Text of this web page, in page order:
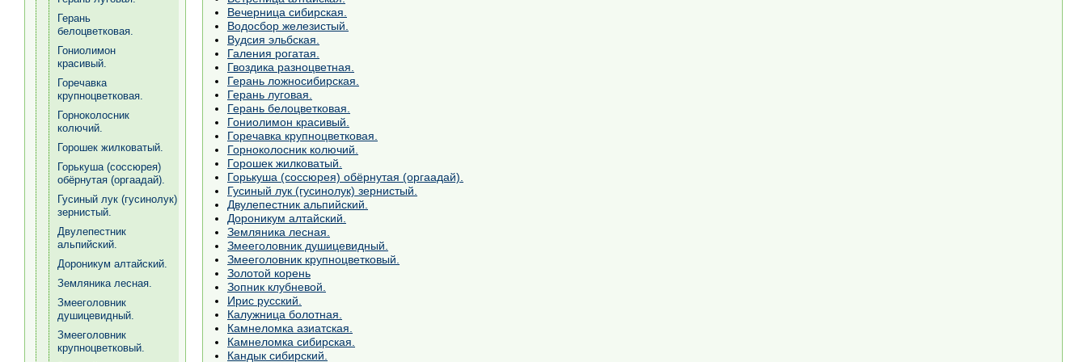
Вечерница сибирская.
Водосбор железистый.
Вудсия эльбская.
Галения рогатая.
Гвоздика разноцветная.
Герань ложносибирская.
Герань луговая.
Герань белоцветковая.
Гониолимон красивый.
Горечавка крупноцветковая.
Горноколосник колючий.
Горошек жилковатый.
Горькуша (соссюрея) обёрнутая (оргаадай).
Гусиный лук (гусинолук) зернистый.
Двулепестник альпийский.
Дороникум алтайский.
Земляника лесная.
Змееголовник душицевидный.
Змееголовник крупноцветковый.
Золотой корень
Зопник клубневой.
Ирис русский.
Калужница болотная.
Камнеломка азиатская.
Камнеломка сибирская.
Кандык сибирский.
Герань
белоцветковая.
Гониолимон
красивый.
Горечавка
крупноцветковая.
Горноколосник
колючий.
Горошек жилковатый.
Горькуша (соссюрея)
обёрнутая (оргаадай).
Гусиный лук (гусинолук)
зернистый.
Двулепестник
альпийский.
Дороникум алтайский.
Земляника лесная.
Змееголовник
душицевидный.
Змееголовник
крупноцветковый.